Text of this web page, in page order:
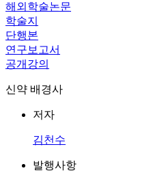
해외학술논문
학술지
단행본
연구보고서
공개강의
신약 배경사
저자
김천수
발행사항